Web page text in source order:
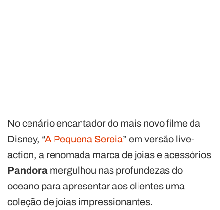
No cenário encantador do mais novo filme da
Disney, “A Pequena Sereia” em versão live-
action, a renomada marca de joias e acessórios
Pandora mergulhou nas profundezas do
oceano para apresentar aos clientes uma
coleção de joias impressionantes.